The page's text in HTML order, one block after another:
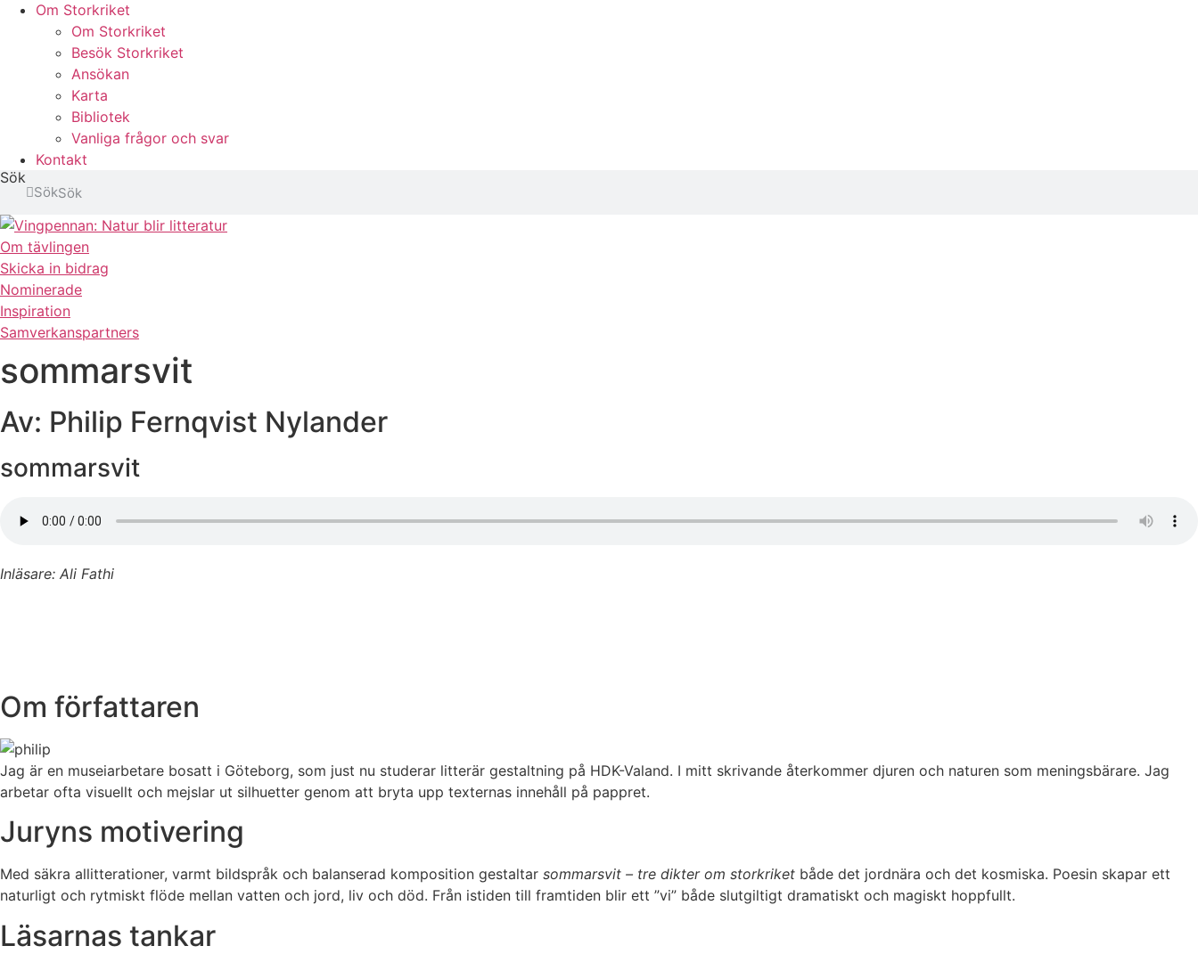
Om Storkriket
Om Storkriket
Besök Storkriket
Ansökan
Karta
Bibliotek
Vanliga frågor och svar
Kontakt
Sök
Sök
Om tävlingen
Skicka in bidrag
Nominerade
Inspiration
Samverkanspartners
sommarsvit
Av: Philip Fernqvist Nylander
sommarsvit
Inläsare: Ali Fathi
Om författaren
Jag är en museiarbetare bosatt i Göteborg, som just nu studerar litterär gestaltning på HDK-Valand. I mitt skrivande återkommer djuren och naturen som meningsbärare. Jag
arbetar ofta visuellt och mejslar ut silhuetter genom att bryta upp texternas innehåll på pappret.
Juryns motivering
Med säkra allitterationer, varmt bildspråk och balanserad komposition gestaltar sommarsvit – tre dikter om storkriket både det jordnära och det kosmiska. Poesin skapar ett
naturligt och rytmiskt flöde mellan vatten och jord, liv och död. Från istiden till framtiden blir ett ”vi” både slutgiltigt dramatiskt och magiskt hoppfullt.
Läsarnas tankar